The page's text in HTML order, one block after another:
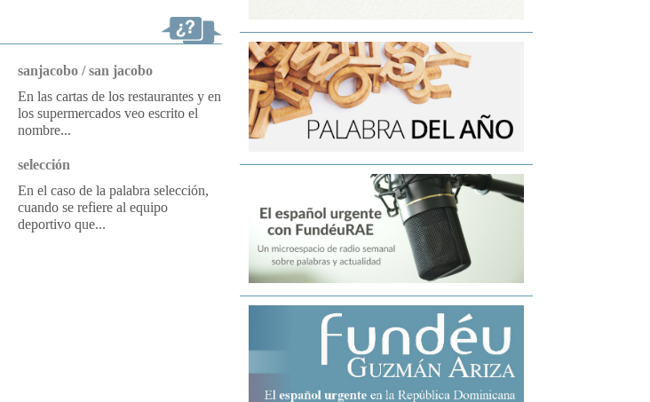
sanjacobo / san jacobo
En las cartas de los restaurantes y en
los supermercados veo escrito el
nombre...
selección
En el caso de la palabra selección,
cuando se refiere al equipo
deportivo que...